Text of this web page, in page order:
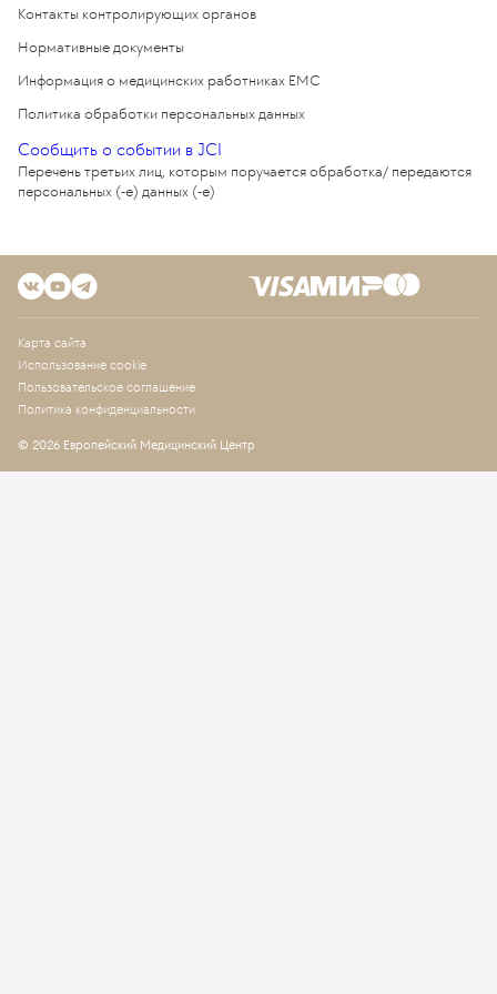
Контакты контролирующих органов
Нормативные документы
Информация о медицинских работниках EMC
Политика обработки персональных данных
Сообщить о событии в JCI
Перечень третьих лиц, которым поручается обработка/ передаются
персональных (-е) данных (-е)
Карта сайта
Использование cookie
Пользовательское соглашение
Политика конфиденциальности
© 2026 Европейский Медицинский Центр